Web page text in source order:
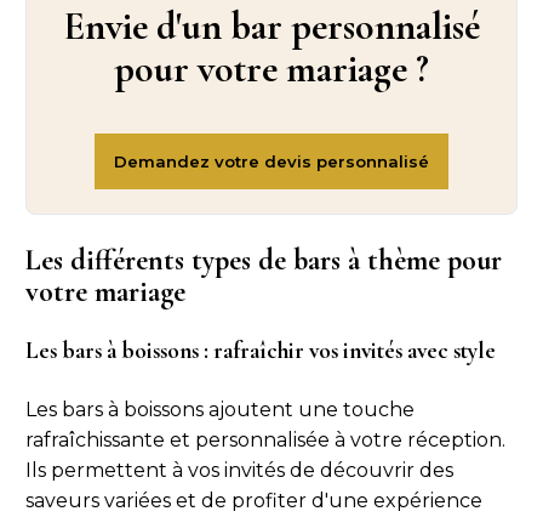
Envie d'un bar personnalisé
pour votre mariage ?
Les différents types de bars à thème pour
votre mariage
Les bars à boissons : rafraîchir vos invités avec style
Les bars à boissons ajoutent une touche
rafraîchissante et personnalisée à votre réception.
Ils permettent à vos invités de découvrir des
saveurs variées et de profiter d'une expérience